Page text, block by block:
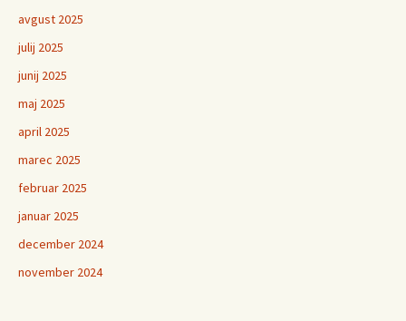
avgust 2025
julij 2025
junij 2025
maj 2025
april 2025
marec 2025
februar 2025
januar 2025
december 2024
november 2024